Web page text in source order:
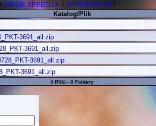
/IMAGE XPEED LX /HYPERION 5.8 /
Katalog/Plik
3691_all.zip
3691_all.zip
3691_all.zip
3691_all.zip
4 Pliki - 0 Foldery